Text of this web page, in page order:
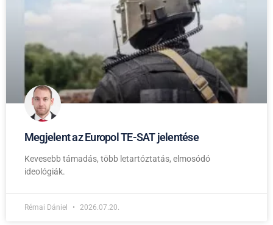
Megjelent az Europol TE-SAT jelentése
Kevesebb támadás, több letartóztatás, elmosódó
ideológiák.
Rémai Dániel 2026.07.20.